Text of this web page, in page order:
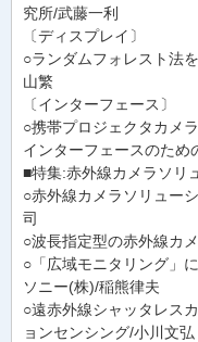
究所/武藤一利
〔ディスプレイ〕
○ランダムフォレスト法
山繁
〔インターフェース〕
○携帯プロジェクタカメ
インターフェースのため
■特集:赤外線カメラソリ
○赤外線カメラソリュー
司
○波長指定型の赤外線カ
○「広域モニタリング」
ソニー(株)/稲熊律夫
○遠赤外線シャッタレス
ョンセンシング/小川文弘